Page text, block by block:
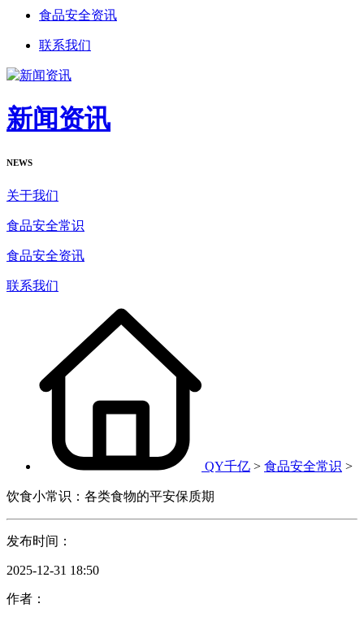
食品安全资讯
联系我们
新闻资讯
NEWS
关于我们
食品安全常识
食品安全资讯
联系我们
QY千亿 > 食品安全常识 >
饮食小常识：各类食物的平安保质期
发布时间：
2025-12-31 18:50
作者：